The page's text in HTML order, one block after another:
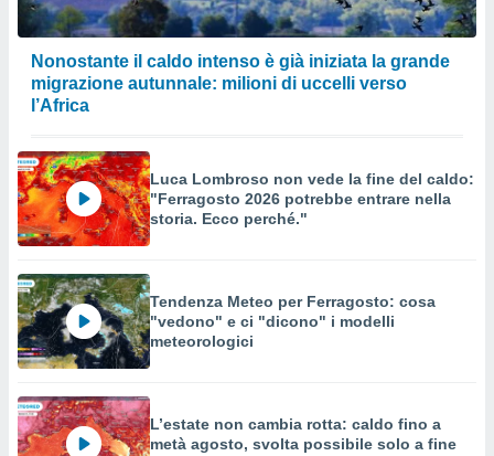
Nonostante il caldo intenso è già iniziata la grande
migrazione autunnale: milioni di uccelli verso
l’Africa
Luca Lombroso non vede la fine del caldo:
"Ferragosto 2026 potrebbe entrare nella
storia. Ecco perché."
Tendenza Meteo per Ferragosto: cosa
"vedono" e ci "dicono" i modelli
meteorologici
L’estate non cambia rotta: caldo fino a
metà agosto, svolta possibile solo a fine